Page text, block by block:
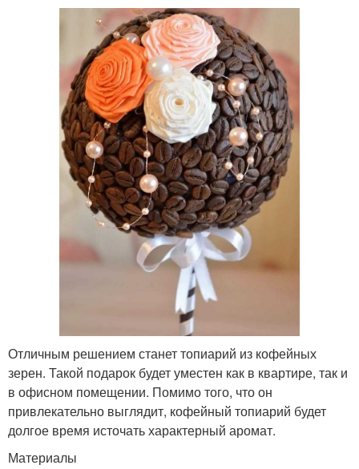
Отличным решением станет топиарий из кофейных
зерен. Такой подарок будет уместен как в квартире, так и
в офисном помещении. Помимо того, что он
привлекательно выглядит, кофейный топиарий будет
долгое время источать характерный аромат.
Материалы